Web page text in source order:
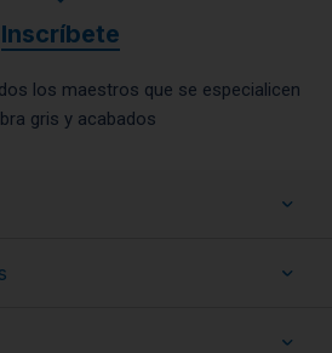
Inscríbete
los maestros que se especialicen
gris y acabados